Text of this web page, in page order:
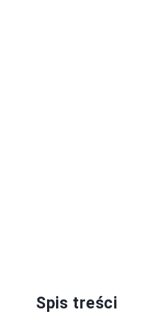
Spis treści